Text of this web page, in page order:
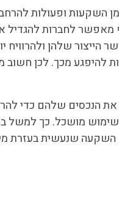
השקעות ופעולות
לחברות להגדיל
הייצור שלהן
להיפגע מכך. לכן
את הנכסים שלהם כדי
שימוש מושכל. כך
שנעשית בעזרת